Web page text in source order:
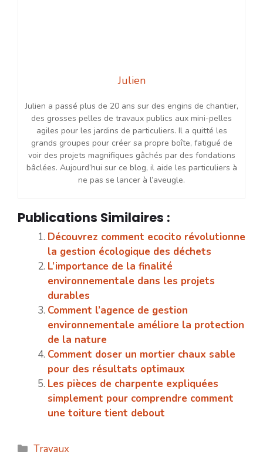
Julien
Julien a passé plus de 20 ans sur des engins de chantier,
des grosses pelles de travaux publics aux mini-pelles
agiles pour les jardins de particuliers. Il a quitté les
grands groupes pour créer sa propre boîte, fatigué de
voir des projets magnifiques gâchés par des fondations
bâclées. Aujourd’hui sur ce blog, il aide les particuliers à
ne pas se lancer à l’aveugle.
Publications Similaires :
Découvrez comment ecocito révolutionne
la gestion écologique des déchets
L’importance de la finalité
environnementale dans les projets
durables
Comment l’agence de gestion
environnementale améliore la protection
de la nature
Comment doser un mortier chaux sable
pour des résultats optimaux
Les pièces de charpente expliquées
simplement pour comprendre comment
une toiture tient debout
Catégories
Travaux